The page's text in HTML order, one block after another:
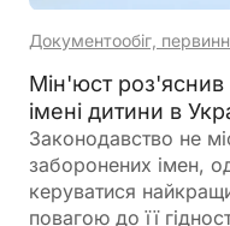
Документообіг,
Мін'юст роз'яснив
імені дитини в
Законодавство не
заборонених імен,
керуватися
повагою до її